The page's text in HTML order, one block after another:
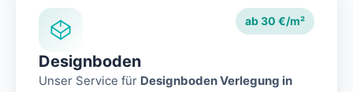
ab 30 €/m²
Designboden
Unser Service für Designboden Verlegung in